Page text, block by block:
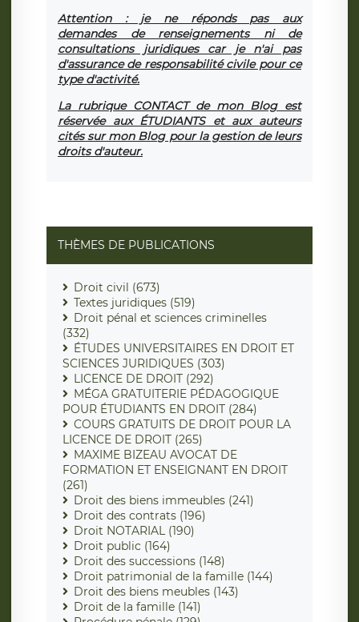
Attention : je ne réponds pas aux
demandes de renseignements ni de
consultations juridiques car je n'ai pas
d'assurance de responsabilité civile pour ce
type d'activité.
La rubrique CONTACT de mon Blog est
réservée aux ÉTUDIANTS et aux auteurs
cités sur mon Blog pour la gestion de leurs
droits d'auteur.
THÈMES DE PUBLICATIONS
Droit civil (673)
Textes juridiques (519)
Droit pénal et sciences criminelles
(332)
ÉTUDES UNIVERSITAIRES EN DROIT ET
SCIENCES JURIDIQUES (303)
LICENCE DE DROIT (292)
MÉGA GRATUITERIE PÉDAGOGIQUE
POUR ÉTUDIANTS EN DROIT (284)
COURS GRATUITS DE DROIT POUR LA
LICENCE DE DROIT (265)
MAXIME BIZEAU AVOCAT DE
FORMATION ET ENSEIGNANT EN DROIT
(261)
Droit des biens immeubles (241)
Droit des contrats (196)
Droit NOTARIAL (190)
Droit public (164)
Droit des successions (148)
Droit patrimonial de la famille (144)
Droit des biens meubles (143)
Droit de la famille (141)